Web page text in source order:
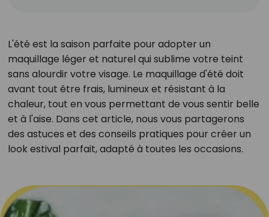
L'été est la saison parfaite pour adopter un
maquillage léger et naturel qui sublime votre teint
sans alourdir votre visage. Le maquillage d'été doit
avant tout être frais, lumineux et résistant à la
chaleur, tout en vous permettant de vous sentir belle
et à l'aise. Dans cet article, nous vous partagerons
des astuces et des conseils pratiques pour créer un
look estival parfait, adapté à toutes les occasions.